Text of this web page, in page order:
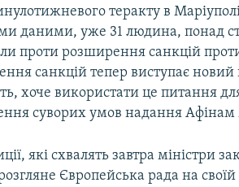
теракту в
даними, уже 31 людина, понад
проти розширення санкцій
санкцій тепер виступає новий
хоче використати це питання
суворих умов надання Афінам
які схвалять завтра міністри
Європейська рада на своїй